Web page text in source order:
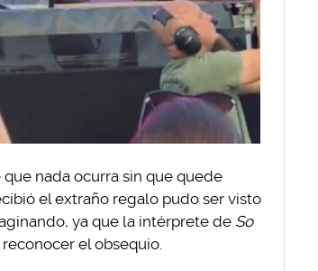
nada ocurra sin que quede
el extraño regalo pudo ser visto
ya que la intérprete de So
el obsequio.